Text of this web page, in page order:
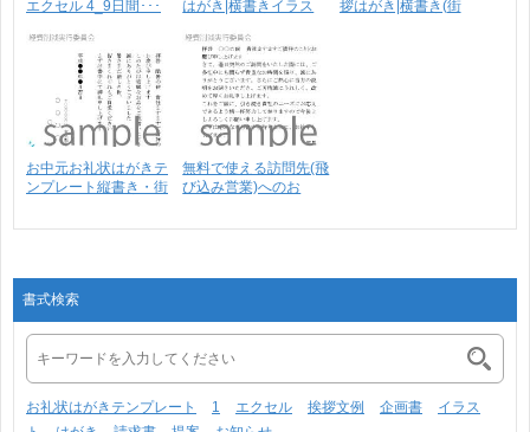
エクセル 4_9日間･･･
はがき|横書きイラス
拶はがき|横書き(街
お中元お礼状はがきテ
ンプレート縦書き・街
無料で使える訪問先(飛
び込み営業)へのお
書式検索
お礼状はがきテンプレート 1 エクセル 挨拶文例 企画書
イラス